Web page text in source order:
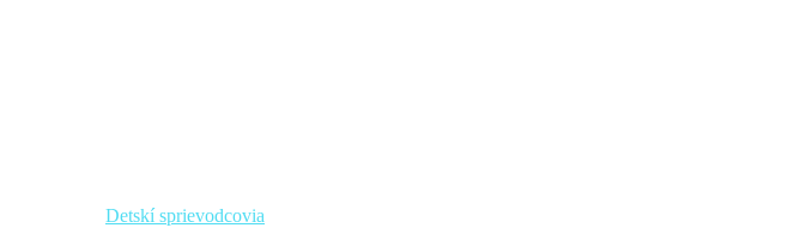
Detskí sprievodcovia